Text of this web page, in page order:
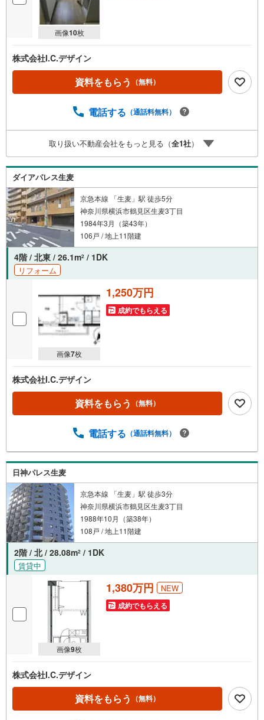
画像10枚
株式会社I.C.デザイン
資料をもらう （無料）
電話する （通話料無料）
取り扱い不動産会社をもっと見る（全1社）
ダイアパレス生麦
京急本線 「生麦」駅 徒歩5分
神奈川県横浜市鶴見区生麦3丁目
1984年3月（築43年）
106戸 / 地上11階建
4階 / 北東 / 26.1m2 / 1DK
リフォーム
画像7枚
1,250万円
成約でもらえる
株式会社I.C.デザイン
資料をもらう （無料）
電話する （通話料無料）
日神パレス生麦
京急本線 「生麦」駅 徒歩3分
神奈川県横浜市鶴見区生麦3丁目
1988年10月（築38年）
108戸 / 地上11階建
2階 / 北 / 28.08m2 / 1DK
賃貸中
画像9枚
1,380万円 NEW
成約でもらえる
株式会社I.C.デザイン
資料をもらう （無料）